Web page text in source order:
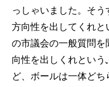
っしゃいました。そ
方向性を出してくれと
の市議会の一般質問
向性を出しくれとい
ど、ボールは一体どち